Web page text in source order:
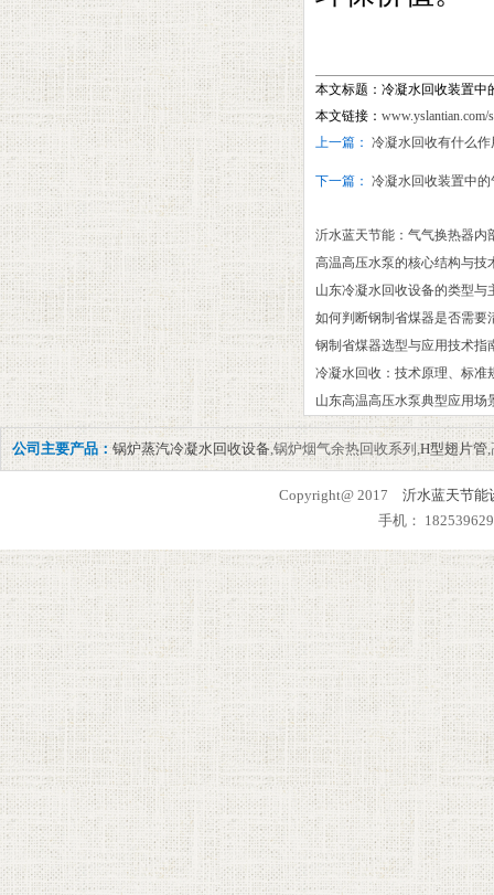
本文标题：​​冷凝水回收装置中
本文链接： www.yslantian.com/
上一篇： 冷凝水回收有什么
下一篇： 冷凝水回收装置中
沂水蓝天节能：气气换热器内
高温高压水泵的核心结构与技
山东冷凝水回收设备的类型与
如何判断钢制省煤器是否需要
钢制省煤器选型与应用技术指
冷凝水回收：技术原理、标准
山东高温高压水泵典型应用场
公司主要产品：锅炉蒸汽冷凝水回收设备,锅炉烟气余热回收系列,H型翅片管,
Copyright@ 2017 沂水蓝天节能
手机：